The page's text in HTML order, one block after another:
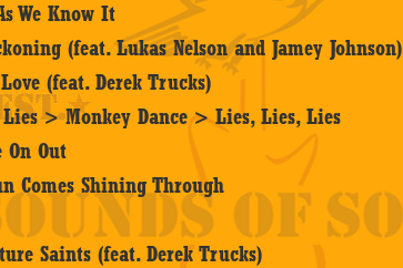
We Know It
(feat. Lukas Nelson and Jamey Johnson)
(feat. Derek Trucks)
Lies > Monkey Dance > Lies, Lies, Lies
On Out
Comes Shining Through
Saints (feat. Derek Trucks)